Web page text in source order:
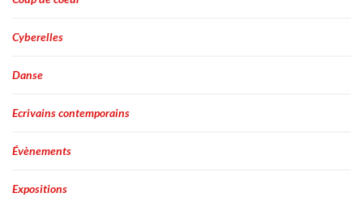
Cyberelles
Danse
Ecrivains contemporains
Évènements
Expositions